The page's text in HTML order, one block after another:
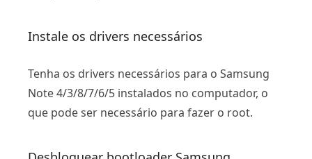
Instale os drivers necessários
Tenha os drivers necessários para o Samsung
Note 4/3/8/7/6/5 instalados no computador, o
que pode ser necessário para fazer o root.